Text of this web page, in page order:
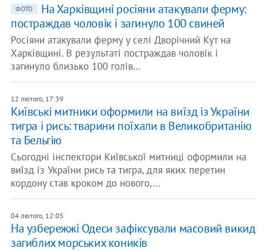
ФОТО
​На Харківщині росіяни атакували ферму:
постраждав чоловік і загинуло 100 свиней
Росіяни атакували ферму у селі Дворічний Кут на
Харківщині. В результаті постраждав чоловік і
загинуло близько 100 голів…
12 лютого, 17:39
Київські митники оформили на виїзд із України
тигра і рись: тварини поїхали в Великобританію
та Бельгію
Сьогодні інспектори Київської митниці оформили на
виїзд із України рись та тигра, для яких перетин
кордону став кроком до нового,…
04 лютого, 12:05
​На узбережжі Одеси зафіксували масовий викид
загиблих морських коників